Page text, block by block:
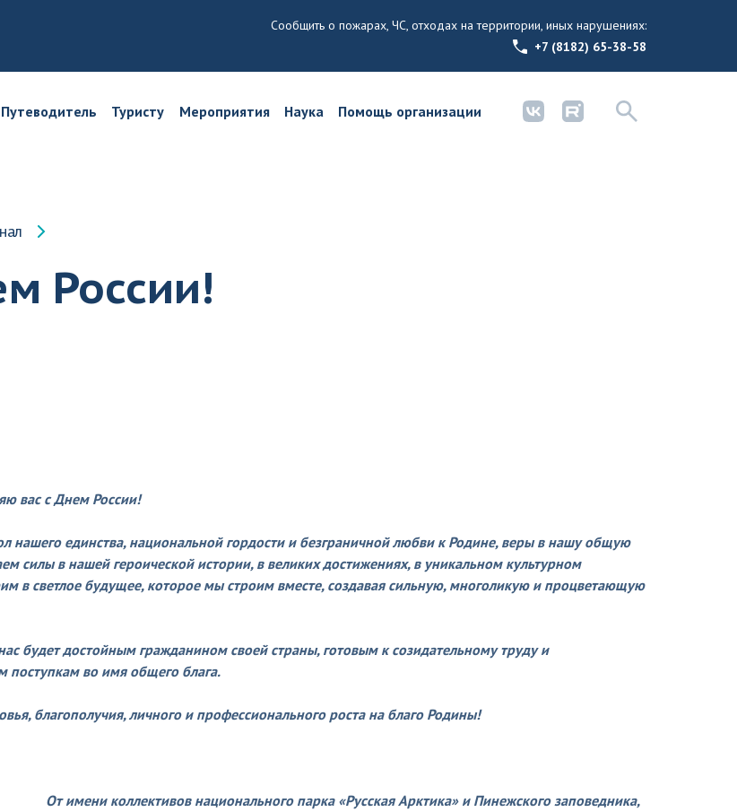
Сообщить о пожарах, ЧС, отходах на территории, иных нарушениях:
+7 (8182) 65-38-58
Путеводитель Туристу Мероприятия Наука Помощь организации
России!
вас с Днем России!
нашего единства, национальной гордости и безграничной любви к Родине, веры в нашу общую
силы в нашей героической истории, в великих достижениях, в уникальном культурном
в светлое будущее, которое мы строим вместе, создавая сильную, многоликую и процветающую
будет достойным гражданином своей страны, готовым к созидательному труду и
поступкам во имя общего блага.
благополучия, личного и профессионального роста на благо Родины!
От имени коллективов национального парка «Русская Арктика» и Пинежского заповедника,